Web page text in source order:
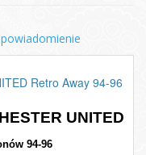
Retro Away 94-96
UNITED
94-96